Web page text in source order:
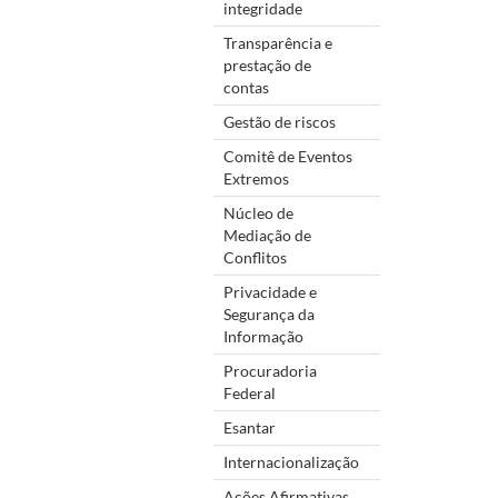
integridade
Transparência e
prestação de
contas
Gestão de riscos
Comitê de Eventos
Extremos
Núcleo de
Mediação de
Conflitos
Privacidade e
Segurança da
Informação
Procuradoria
Federal
Esantar
Internacionalização